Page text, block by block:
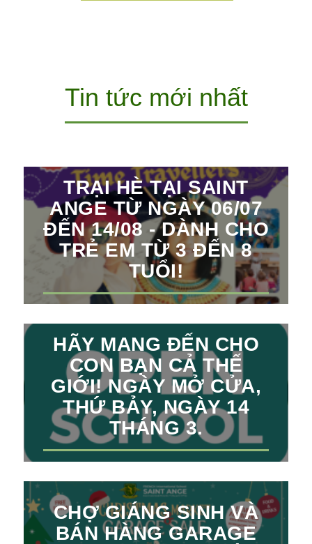
Tin tức mới nhất
TRẠI HÈ TẠI SAINT
ANGE TỪ NGÀY 06/07
ĐẾN 14/08 - DÀNH CHO
TRẺ EM TỪ 3 ĐẾN 8
TUỔI!
HÃY MANG ĐẾN CHO
CON BẠN CẢ THẾ
GIỚI! NGÀY MỞ CỬA,
THỨ BẢY, NGÀY 14
THÁNG 3.
CHỢ GIÁNG SINH VÀ
BÁN HÀNG GARAGE